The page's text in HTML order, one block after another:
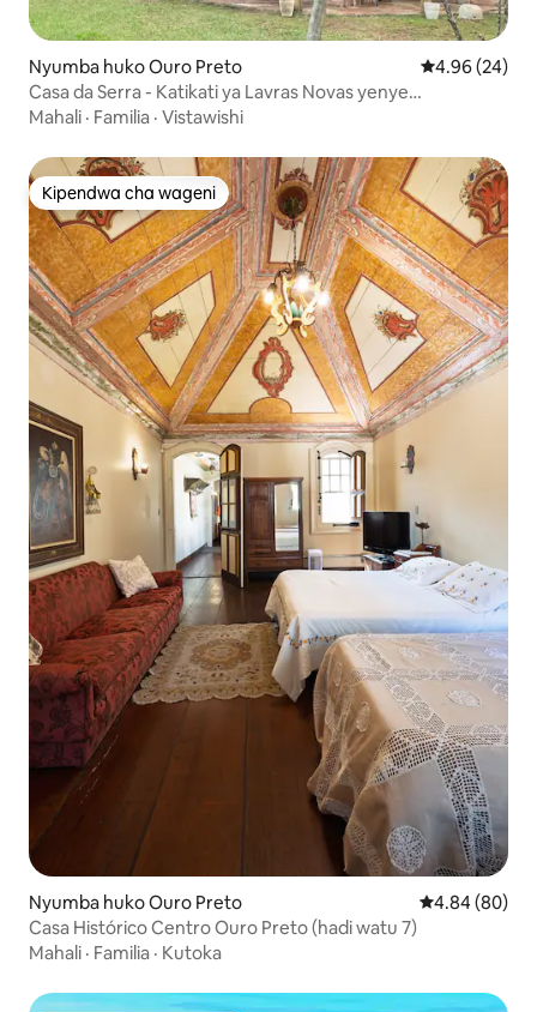
Nyumba huko Ouro Preto Ukadiriaji wa
4.96 (24)
Casa da Serra - Katikati ya Lavras Novas yenye
Mwonekano
Mahali · Familia · Vistawishi
Kipendwa cha wageni
Kipendwa cha wageni
Nyumba huko Ouro Preto Ukadiriaji wa
4.84 (80)
Casa Histórico Centro Ouro Preto (hadi watu 7)
Mahali · Familia · Kutoka